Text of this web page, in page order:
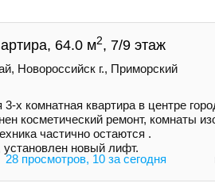
64.0 м2, 7/9 этаж
Новороссийск г., Приморский
х комнатная квартира в центре
косметический ремонт, комнаты
частично остаются .
новый лифт.
28 просмотров, 10 за сегодня